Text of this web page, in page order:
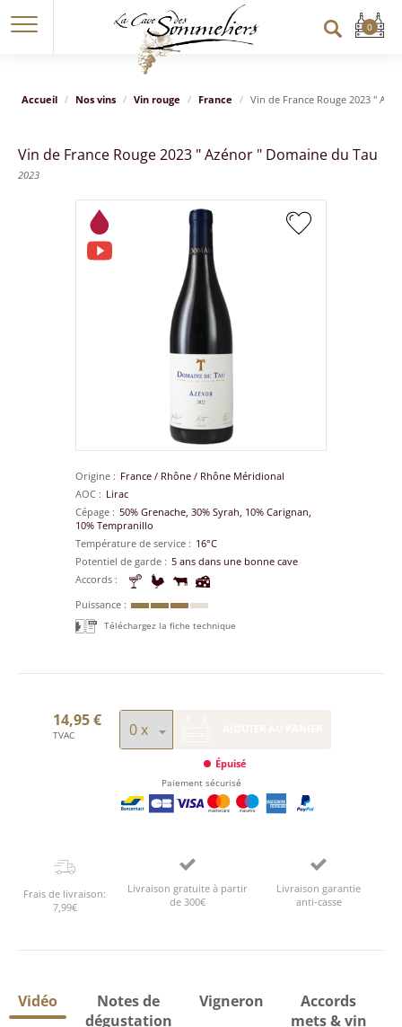
Accueil Nos vins Vin rouge France Vin de France Rouge 2023 "
Vin de France Rouge 2023 " Azénor " Domaine du Tau
2023
Origine France / Rhône / Rhône Méridional
AOC
Lirac
Cépage
50% Grenache, 30% Syrah, 10% Carignan,
10% Tempranillo
Température de service
16°C
Potentiel de garde
5 ans dans une bonne cave
Accords
Puissance
Téléchargez la fiche technique
14,95 €
TVAC
Épuisé
Paiement sécurisé
Frais de livraison:
7,99€
Livraison gratuite à partir
de 300€
Livraison garantie
anti-casse
Vidéo
Notes de
dégustation
Vigneron
Accords
mets & vin